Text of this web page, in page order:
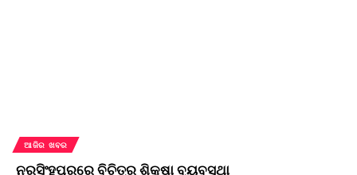
ଆଜିର ଖବର
ନରସିଂହପୁରରେ ବିଚିତ୍ର ଶିକ୍ଷା ବ୍ୟବସ୍ଥା